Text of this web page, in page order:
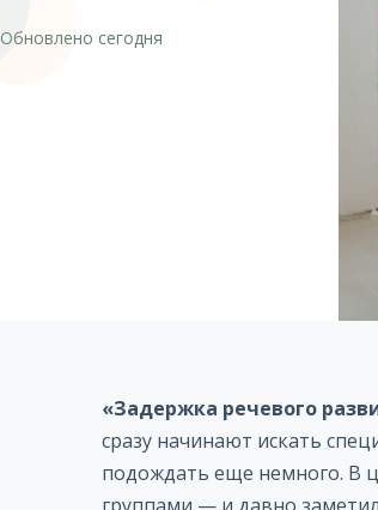
Обновлено сегодня
«Задержка речевого
сразу начинают искать
подождать еще немного. В